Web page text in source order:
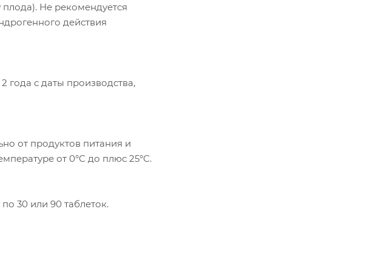
Не рекомендуется
действия
года с даты производства,
от продуктов питания и
от 0°С до плюс 25°С.
30 или 90 таблеток.